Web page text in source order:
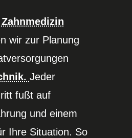
wir zur Planung
Jeder
fußt auf
und einem
Ihre Situation. So